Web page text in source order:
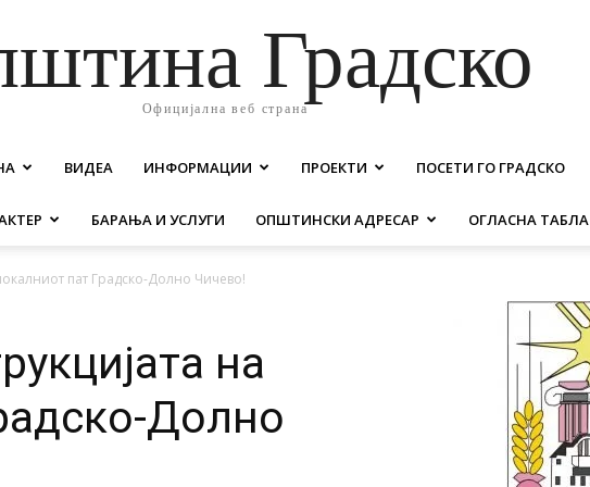
Градско
Официјална веб страна
ВИДЕА ИНФОРМАЦИИ ПРОЕКТИ ПОСЕТИ ГО ГРАДСКО
БАРАЊА И УСЛУГИ ОПШТИНСКИ АДРЕСАР ОГЛАСНА ТАБЛА
пат Градско-Долно Чичево!
на
Долно